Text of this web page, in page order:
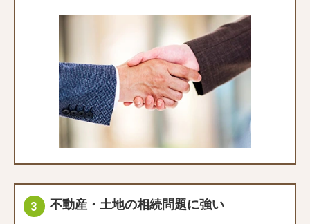
不動産・土地の相続問題に強い